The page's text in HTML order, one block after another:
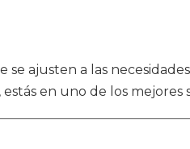
se ajusten a las
en uno de los mejores